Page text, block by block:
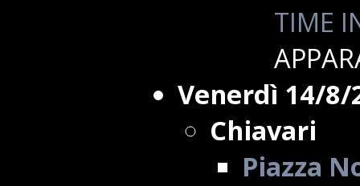
TIME
Venerdì 14/8/
Chiavari
Piazza